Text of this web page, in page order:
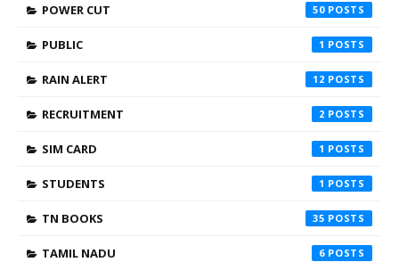
POWER CUT 50
PUBLIC 1
RAIN ALERT 12
RECRUITMENT 2
SIM CARD 1
STUDENTS 1
TN BOOKS 35
TAMIL NADU 6